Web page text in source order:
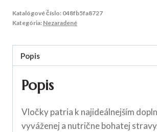
Katalógové číslo: 048fb5fa8727
Kategória: Nezaradené
Popis
Popis
Vločky patria k najideálnejším
vyváženej a nutrične bohatej